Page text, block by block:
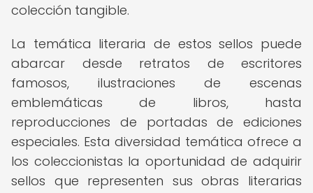
colección tangible.
La temática literaria de estos sellos puede
abarcar desde retratos de escritores
famosos, ilustraciones de escenas
emblemáticas de libros, hasta
reproducciones de portadas de ediciones
especiales. Esta diversidad temática ofrece a
los coleccionistas la oportunidad de adquirir
sellos que representen sus obras literarias